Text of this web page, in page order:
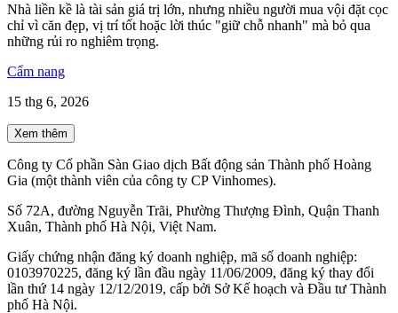
Nhà liền kề là tài sản giá trị lớn, nhưng nhiều người mua vội đặt cọc
chỉ vì căn đẹp, vị trí tốt hoặc lời thúc "giữ chỗ nhanh" mà bỏ qua
những rủi ro nghiêm trọng.
Cẩm nang
15 thg 6, 2026
Xem thêm
Công ty Cổ phần Sàn Giao dịch Bất động sản Thành phố Hoàng
Gia (một thành viên của công ty CP Vinhomes).
Số 72A, đường Nguyễn Trãi, Phường Thượng Đình, Quận Thanh
Xuân, Thành phố Hà Nội, Việt Nam.
Giấy chứng nhận đăng ký doanh nghiệp, mã số doanh nghiệp:
0103970225, đăng ký lần đầu ngày 11/06/2009, đăng ký thay đổi
lần thứ 14 ngày 12/12/2019, cấp bởi Sở Kế hoạch và Đầu tư Thành
phố Hà Nội.